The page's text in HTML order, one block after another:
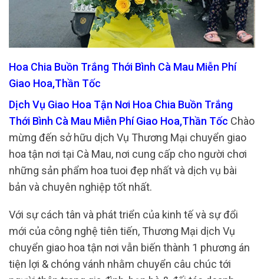
Hoa Chia Buồn Trắng Thới Bình Cà Mau Miễn Phí
Giao Hoa,Thần Tốc
Dịch Vụ Giao Hoa Tận Nơi Hoa Chia Buồn Trắng
Thới Bình Cà Mau Miễn Phí Giao Hoa,Thần Tốc Chào
mừng đến sở hữu dịch Vụ Thương Mại chuyển giao
hoa tận nơi tại Cà Mau, nơi cung cấp cho người chơi
những sản phẩm hoa tuoi đẹp nhất và dịch vụ bài
bản và chuyên nghiệp tốt nhất.
Với sự cách tân và phát triển của kinh tế và sự đổi
mới của công nghệ tiên tiến, Thương Mại dịch Vụ
chuyển giao hoa tận nơi vẫn biến thành 1 phương án
tiện lợi & chóng vánh nhằm chuyển câu chúc tới